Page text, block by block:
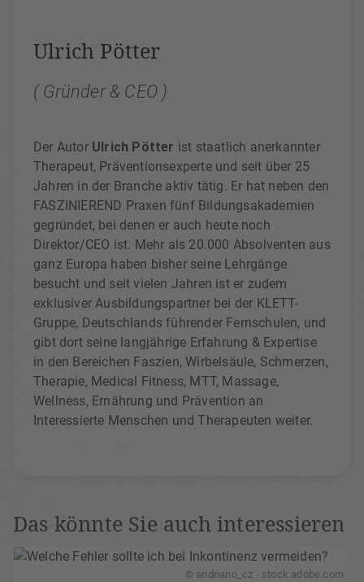
Ulrich Pötter
( Gründer & CEO )
Der Autor Ulrich Pötter ist staatlich anerkannter
Therapeut, Präventionsexperte und seit über 25
Jahren in der Branche aktiv tätig. Er hat neben den
FASZINIEREND Praxen fünf Bildungsakademien
gegründet, bei denen er auch heute noch
Direktor/CEO ist. Mehr als 20.000 Absolventen aus
ganz Europa haben bisher seine Lehrgänge
besucht und seit vielen Jahren ist er zudem
exklusiver Ausbildungspartner bei der KLETT-
Gruppe, Deutschlands führender Fernschulen, und
gibt dort seine langjährige Erfahrung & Expertise
in den Bereichen Faszien, Wirbelsäule, Schmerzen,
Therapie, Medical Fitness, MTT, Massage,
Wellness, Ernährung und Prävention an
Interessierte Menschen und Therapeuten weiter.
Das könnte Sie auch interessieren
© andriano_cz - stock.adobe.com